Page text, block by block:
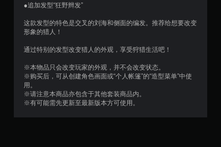
星
1
评
●追加发型“狂野辫发”
这款发型的特色是交叉的刘海和侧面的编发。推荐给想要改变
形象的猎人！
通过特别的发型改变猎人的外观，享受狩猎生活吧！
※本物品只会改变玩家的外观，并不会改变状态。
※购买后，可从创建角色画面或“个人帐篷”的“造型菜单”中使
用。
※请注意本商品亦包含于其他套装商品内。
※有可能需先更新至最新版本方可使用。